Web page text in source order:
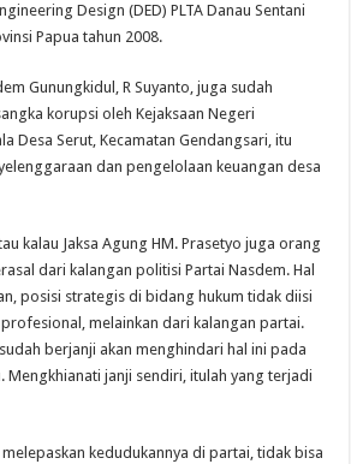
Design (DED) PLTA Danau Sentani
Papua tahun 2008.
Gunungkidul, R Suyanto, juga sudah
korupsi oleh Kejaksaan Negeri
Desa Serut, Kecamatan Gendangsari, itu
dan pengelolaan keuangan desa
kalau Jaksa Agung HM. Prasetyo juga orang
dari kalangan politisi Partai Nasdem. Hal
posisi strategis di bidang hukum tidak diisi
melainkan dari kalangan partai.
berjanji akan menghindari hal ini pada
Mengkhianati janji sendiri, itulah yang terjadi
kedudukannya di partai, tidak bisa